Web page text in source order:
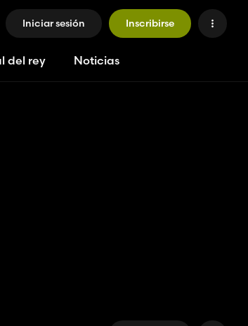
Iniciar sesión Inscribirse
del rey Noticias